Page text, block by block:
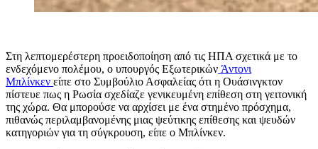
Στη λεπτομερέστερη προειδοποίηση από τις ΗΠΑ σχετικά με το
ενδεχόμενο πολέμου, ο υπουργός Εξωτερικών Άντονι
Μπλίνκεν είπε στο Συμβούλιο Ασφαλείας ότι η Ουάσινγκτον
πίστευε πως η Ρωσία σχεδίαζε γενικευμένη επίθεση στη γειτονική
της χώρα. Θα μπορούσε να αρχίσει με ένα στημένο πρόσχημα,
πιθανώς περιλαμβανομένης μιας ψεύτικης επίθεσης και ψευδών
κατηγοριών για τη σύγκρουση, είπε ο Μπλίνκεν.